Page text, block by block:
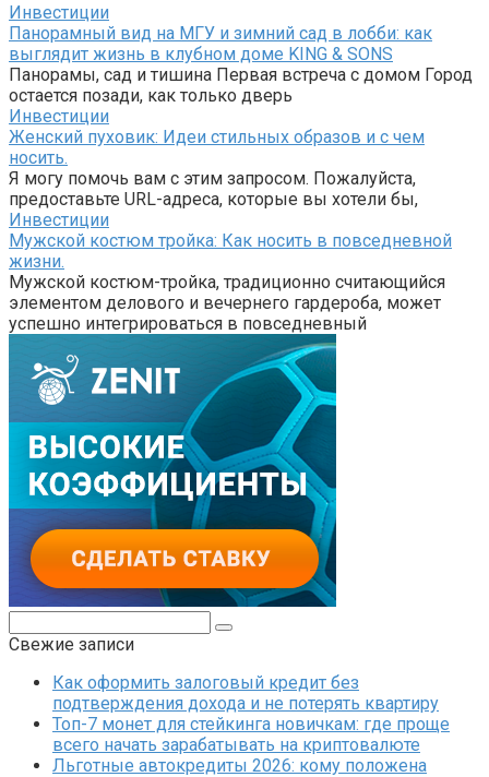
Инвестиции
Панорамный вид на МГУ и зимний сад в лобби: как
выглядит жизнь в клубном доме KING & SONS
Панорамы, сад и тишина Первая встреча с домом Город
остается позади, как только дверь
Инвестиции
Женский пуховик: Идеи стильных образов и с чем
носить.
Я могу помочь вам с этим запросом. Пожалуйста,
предоставьте URL-адреса, которые вы хотели бы,
Инвестиции
Мужской костюм тройка: Как носить в повседневной
жизни.
Мужской костюм-тройка, традиционно считающийся
элементом делового и вечернего гардероба, может
успешно интегрироваться в повседневный
Свежие записи
Как оформить залоговый кредит без
подтверждения дохода и не потерять квартиру
Топ-7 монет для стейкинга новичкам: где проще
всего начать зарабатывать на криптовалюте
Льготные автокредиты 2026: кому положена